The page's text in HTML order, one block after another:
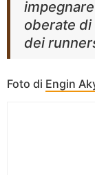
oberate di
dei
Foto di Engin